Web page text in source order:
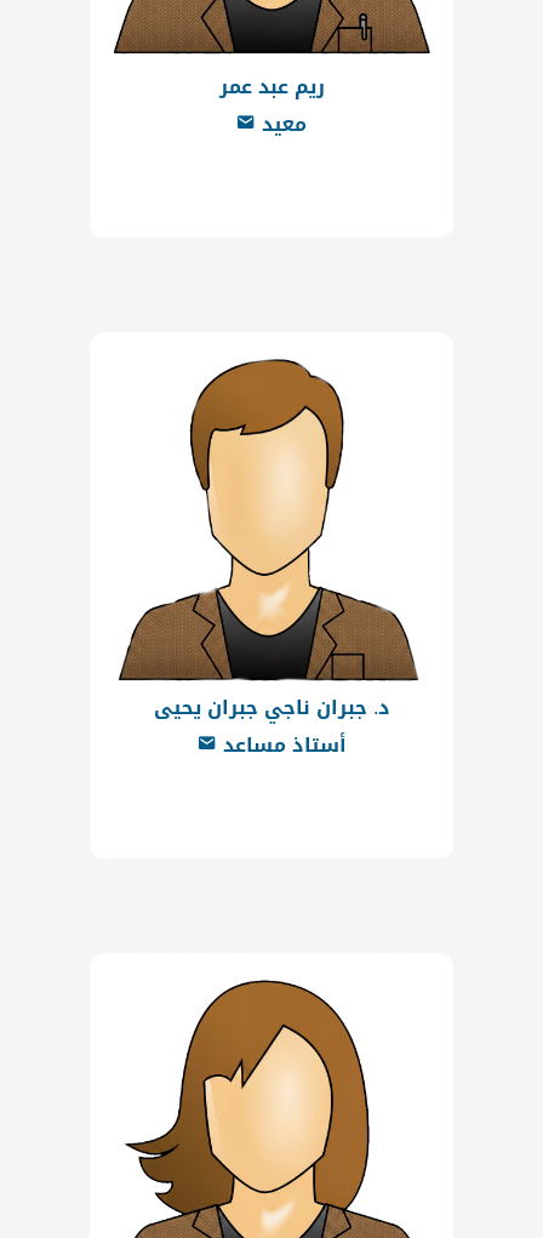
ريم عبد عمر
معيد
د. جبران ناجي جبران يحيى
أستاذ مساعد